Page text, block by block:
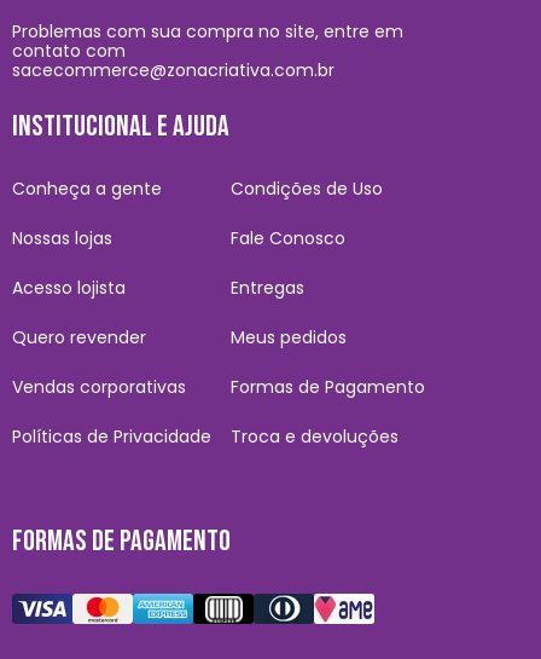
Problemas com sua compra no site, entre em
contato com
sacecommerce@zonacriativa.com.br
INSTITUCIONAL E AJUDA
Conheça a gente
Nossas lojas
Acesso lojista
Quero revender
Vendas corporativas
Políticas de Privacidade
Condições de Uso
Fale Conosco
Entregas
Meus pedidos
Formas de Pagamento
Troca e devoluções
FORMAS DE PAGAMENTO